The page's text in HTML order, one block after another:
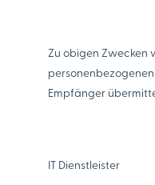
Zu obigen Zwecken
Empfänger
IT Dienstleister